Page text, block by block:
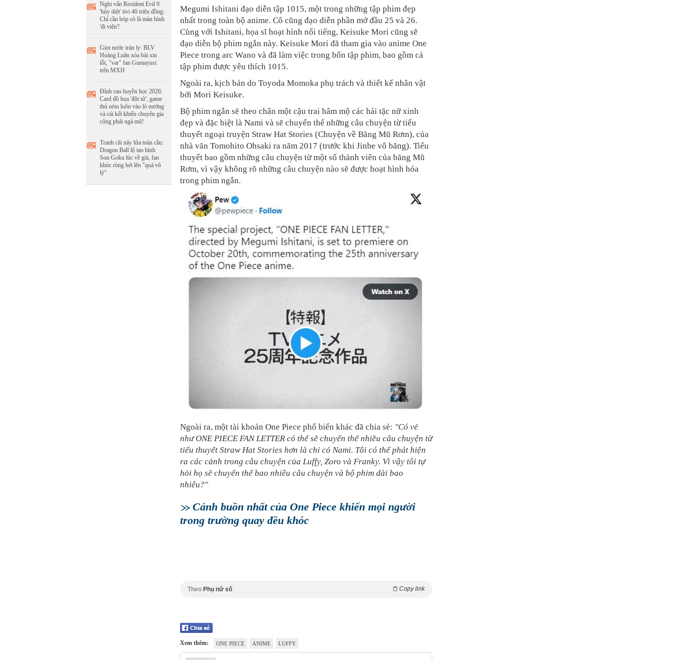
Nghi vấn Resident Evil 9
'hủy diệt' tivi 40 triệu đồng:
Chỉ cần bóp cò là màn hình
'đi viện'!
Giọt nước tràn ly: BLV
Hoàng Luân xóa bài xin
lỗi, "var" fan Gumayusi
trên MXH
Đỉnh cao huyền học 2026:
Card đồ họa 'đột tử', game
thủ ném luôn vào lò nướng
và cái kết khiến chuyên gia
cũng phải ngả mũ!
Tranh cãi nảy lửa toàn cầu:
Dragon Ball lộ tạo hình
Son Goku lúc về già, fan
khóc ròng hét lên "quá vô
lý"
Megumi Ishitani đạo diễn tập 1015, một trong những tập phim đẹp
nhất trong toàn bộ anime. Cô cũng đạo diễn phần mở đầu 25 và 26.
Cùng với Ishitani, họa sĩ hoạt hình nổi tiếng, Keisuke Mori cũng sẽ
đạo diễn bộ phim ngắn này. Keisuke Mori đã tham gia vào anime One
Piece trong arc Wano và đã làm việc trong bốn tập phim, bao gồm cả
tập phim được yêu thích 1015.
Ngoài ra, kịch bản do Toyoda Momoka phụ trách và thiết kế nhân vật
bởi Mori Keisuke.
Bộ phim ngắn sẽ theo chân một cậu trai hâm mộ các hải tặc nữ xinh
đẹp và đặc biệt là Nami và sẽ chuyển thể những câu chuyện từ tiểu
thuyết ngoại truyện Straw Hat Stories (Chuyện về Băng Mũ Rơm), của
nhà văn Tomohito Ohsaki ra năm 2017 (trước khi Jinbe vô băng). Tiểu
thuyết bao gồm những câu chuyện từ một số thành viên của băng Mũ
Rơm, vì vậy không rõ những câu chuyện nào sẽ được hoạt hình hóa
trong phim ngắn.
Ngoài ra, một tài khoản One Piece phổ biến khác đã chia sẻ: "Có vẻ
như ONE PIECE FAN LETTER có thể sẽ chuyển thể nhiều câu chuyện từ
tiểu thuyết Straw Hat Stories hơn là chỉ có Nami. Tôi có thể phát hiện
ra các cảnh trong câu chuyện của Luffy, Zoro và Franky. Vì vậy tôi tự
hỏi họ sẽ chuyển thể bao nhiêu câu chuyện và bộ phim dài bao
nhiêu?"
Cảnh buồn nhất của One Piece khiến mọi người
trong trường quay đều khóc
Theo Phụ nữ số Copy link
Xem thêm: ONE PIECE ANIME LUFFY